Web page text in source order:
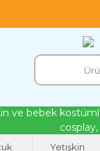
ve bebek
Yetişkin